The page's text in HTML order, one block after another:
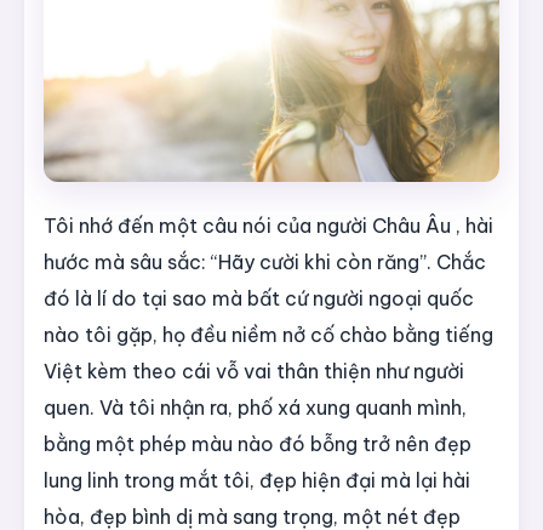
Tôi nhớ đến một câu nói của người Châu Âu , hài
hước mà sâu sắc: “Hãy cười khi còn răng”. Chắc
đó là lí do tại sao mà bất cứ người ngoại quốc
nào tôi gặp, họ đều niềm nở cố chào bằng tiếng
Việt kèm theo cái vỗ vai thân thiện như người
quen. Và tôi nhận ra, phố xá xung quanh mình,
bằng một phép màu nào đó bỗng trở nên đẹp
lung linh trong mắt tôi, đẹp hiện đại mà lại hài
hòa, đẹp bình dị mà sang trọng, một nét đẹp